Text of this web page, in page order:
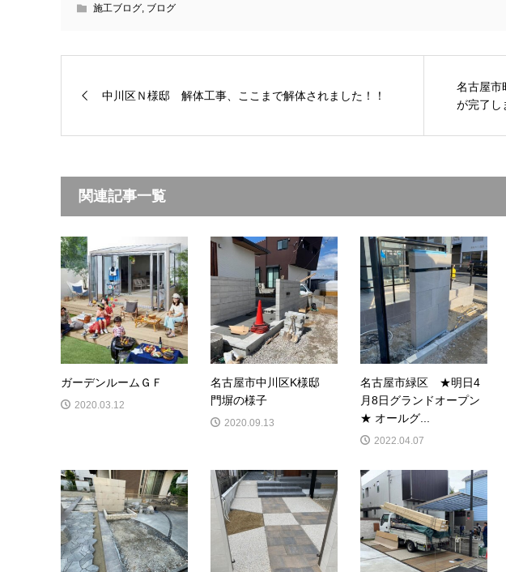
施工ブログ, ブログ
中川区Ｎ様邸 解体工事、ここまで解体されました！！
名古屋
が完了し
関連記事一覧
ガーデンルームＧＦ
2020.03.12
名古屋市中川区K様邸
門塀の様子
2020.09.13
名古屋市緑区 ★明日4
月8日グランドオープン
★ オールグ...
2022.04.07